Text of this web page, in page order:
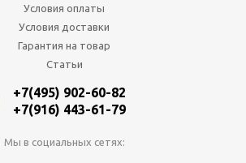
Условия оплаты
Условия доставки
Гарантия на товар
Статьи
+7(495) 902-60-82
+7(916) 443-61-79
Мы в социальных сетях: